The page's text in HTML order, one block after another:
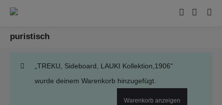
puristisch
„TREKU, Sideboard, LAUKI Kollektion,1906“
wurde deinem Warenkorb hinzugefügt.
Warenkorb anzeigen